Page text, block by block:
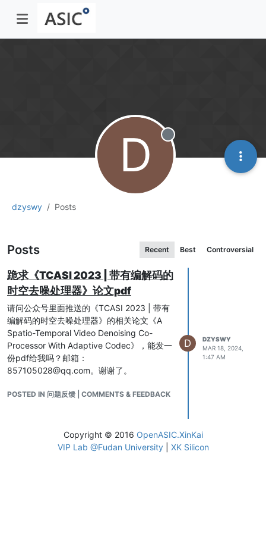
dzyswy Posts
D Offline
Posts Recent Best Controversial
跪求《TCASI 2023 | 带有编解码的
时空去噪处理器》论文pdf
请问公众号里面推送的《TCASI 2023 | 带有
编解码的时空去噪处理器》的相关论文《A
Spatio-Temporal Video Denoising Co-
Processor With Adaptive Codec》，能发一
份pdf给我吗？邮箱：
857105028@qq.com。谢谢了。
POSTED IN 问题反馈 | COMMENTS & FEEDBACK
D
DZYSWY
MAR 18, 2024,
1:47 AM
Copyright © 2016 OpenASIC.XinKai
VIP Lab @Fudan University| XK Silicon